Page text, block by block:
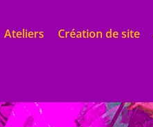
Ateliers Création de site